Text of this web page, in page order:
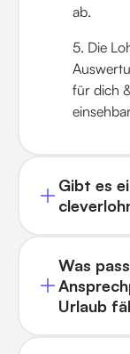
ab.
5. Die
für dich
Gibt es
Was
Urlaub